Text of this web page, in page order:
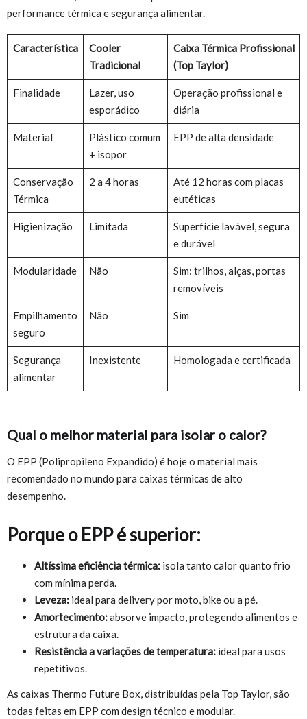
performance térmica e segurança alimentar.
Característica
Cooler
Tradicional
Caixa Térmica Profissional
(Top Taylor)
Finalidade
Lazer, uso
esporádico
Operação profissional e
diária
Material
Plástico comum
+ isopor
EPP de alta densidade
Conservação
Térmica
2 a 4 horas
Até 12 horas com placas
eutéticas
Higienização Limitada
Superfície lavável, segura
e durável
Modularidade Não
Sim: trilhos, alças, portas
removíveis
Empilhamento
seguro
Não Sim
Segurança
alimentar
Inexistente Homologada e certificada
Qual o melhor material para isolar o calor?
O EPP (Polipropileno Expandido) é hoje o material mais
recomendado no mundo para caixas térmicas de alto
desempenho.
Porque o EPP é superior:
Altíssima eficiência térmica: isola tanto calor quanto frio
com mínima perda.
Leveza: ideal para delivery por moto, bike ou a pé.
Amortecimento:absorve impacto, protegendo alimentos e
estrutura da caixa.
Resistência a variações de temperatura: ideal para usos
repetitivos.
As caixas Thermo Future Box, distribuídas pela Top Taylor, são
todas feitas em EPP com design técnico e modular.